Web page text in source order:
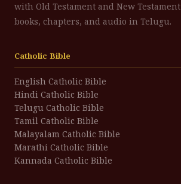
with Old Testament and New Testament
books, chapters, and audio in Telugu.
Catholic Bible
English Catholic Bible
Hindi Catholic Bible
Telugu Catholic Bible
Tamil Catholic Bible
Malayalam Catholic Bible
Marathi Catholic Bible
Kannada Catholic Bible